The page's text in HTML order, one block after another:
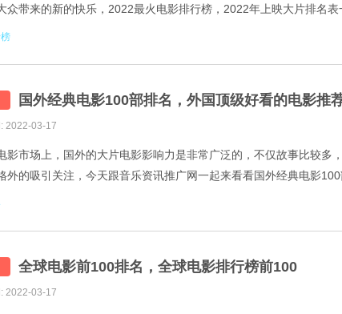
众带来的新的快乐，2022最火电影排行榜，2022年上映大片排名表
冬奥 2.倚天屠龙记之九阳 3.张三丰 4.龙云镇
国外经典电影100部排名，外国顶级好看的电影推
2022-03-17
影市场上，国外的大片电影影响力是非常广泛的，不仅故事比较多
外的吸引关注，今天跟音乐资讯推广网一起来看看国外经典电影100
的电影推荐。 1.肖申克的救赎 9.7 2.阿甘正传 9.5 3
全球电影前100排名，全球电影排行榜前100
2022-03-17